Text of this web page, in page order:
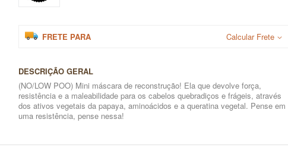
FRETE PARA Calcular Frete
DESCRIÇÃO GERAL
(NO/LOW POO) Mini máscara de reconstrução! Ela que devolve força,
resistência e a maleabilidade para os cabelos quebradiços e frágeis, através
dos ativos vegetais da papaya, aminoácidos e a queratina vegetal. Pense em
uma resistência, pense nessa!